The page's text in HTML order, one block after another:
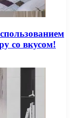
со вкусом!